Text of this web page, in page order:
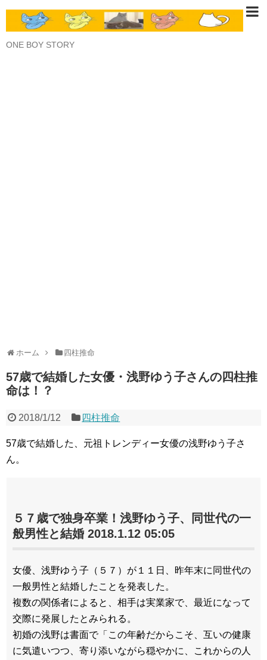
ONE BOY STORY
ホーム 四柱推命
57歳で結婚した女優・浅野ゆう子さんの四柱推
命は！？
2018/1/12 四柱推命
57歳で結婚した、元祖トレンディー女優の浅野ゆう子さ
ん。
５７歳で独身卒業！浅野ゆう子、同世代の一
般男性と結婚 2018.1.12 05:05
女優、浅野ゆう子（５７）が１１日、昨年末に同世代の
一般男性と結婚したことを発表した。
複数の関係者によると、相手は実業家で、最近になって
交際に発展したとみられる。
初婚の浅野は書面で「この年齢だからこそ、互いの健康
に気遣いつつ、寄り添いながら穏やかに、これからの人